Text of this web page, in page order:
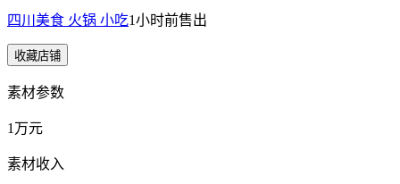
四川美食 火锅 小吃1小时前售出
收藏店铺
素材参数
1万元
素材收入